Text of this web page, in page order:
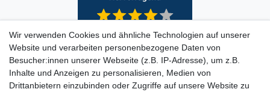
Wir verwenden Cookies und ähnliche Technologien auf unserer
Website und verarbeiten personenbezogene Daten von
Besucher:innen unserer Webseite (z.B. IP-Adresse), um z.B.
Inhalte und Anzeigen zu personalisieren, Medien von
Drittanbietern einzubinden oder Zugriffe auf unsere Website zu